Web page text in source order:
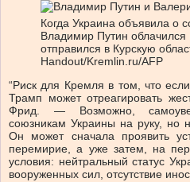
Когда Украина объявила о
Владимир Путин
отправился в Курскую
Handout/Kremlin.ru/AFP
“Риск для Кремля в том, что
Трамп может отреагировать
Фрид. — Возможно,
союзникам Украины на руку, но
Он может сначала проявить
перемирие, а уже затем, на
условия: нейтральный статус
вооруженных сил, отсутствие